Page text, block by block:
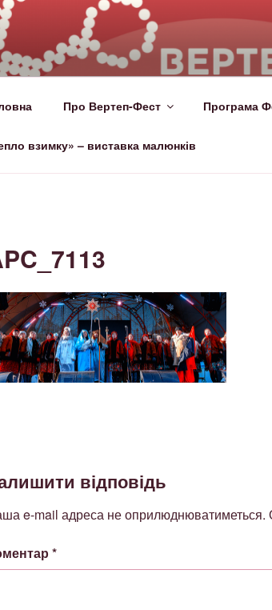
ФЕСТ
Світло те, що Темряву здолало!
Про Вертеп-Фест Програма
взимку» – виставка малюнків
відповідь
e-mail адреса не оприлюднюватиметься.
*